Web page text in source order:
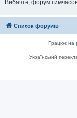
Вибачте, форум
Список форумів
Працює на
Український